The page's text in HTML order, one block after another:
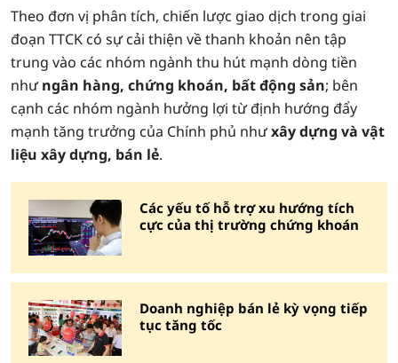
Theo đơn vị phân tích, chiến lược giao dịch trong giai
đoạn TTCK có sự cải thiện về thanh khoản nên tập
trung vào các nhóm ngành thu hút mạnh dòng tiền
nhưngân hàng, chứng khoán, bất động sản; bên
cạnh các nhóm ngành hưởng lợi từ định hướng đẩy
mạnh tăng trưởng của Chính phủ nhưxây dựng và vật
liệu xây dựng, bán lẻ.
Các yếu tố hỗ trợ xu hướng tích
cực của thị trường chứng khoán
Doanh nghiệp bán lẻ kỳ vọng tiếp
tục tăng tốc